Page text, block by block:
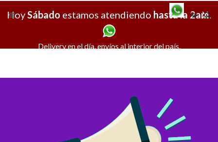
X
HoySábado estamos atendiendo hasta la 2am.
Delivery en el día, envíos al interior del país.